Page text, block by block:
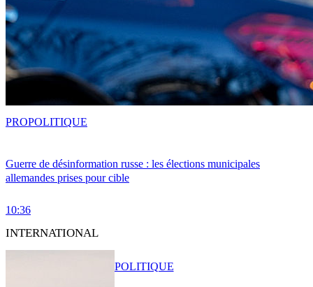
Guerre de désinformation russe : les élections municipales
allemandes prises pour cible
10:36
PROPOLITIQUE
INTERNATIONAL
POLITIQUE